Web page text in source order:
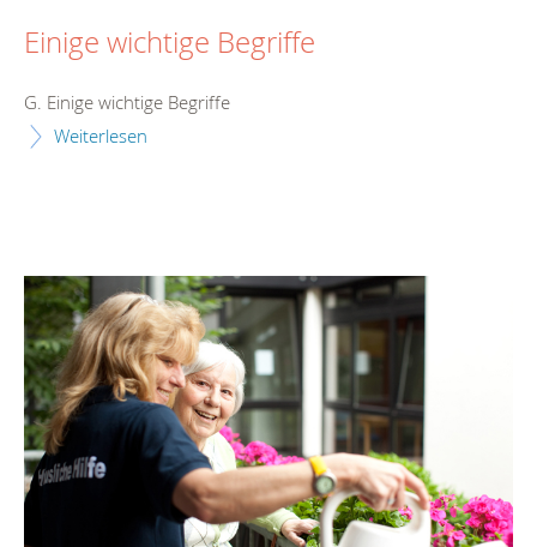
Einige wichtige Begriffe
G. Einige wichtige Begriffe
Weiterlesen